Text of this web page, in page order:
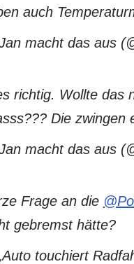
auch
macht das aus
richtig. Wollte das
Die zwingen
macht das aus
Frage an die
gebremst hätte?
touchiert